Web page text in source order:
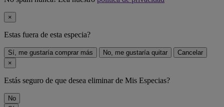
×
Estas fuera de esta especia?
Sí, me gustaría comprar más No, me gustaría quitar
Cancelar
×
Estás seguro de que desea eliminarde Mis Especias?
No